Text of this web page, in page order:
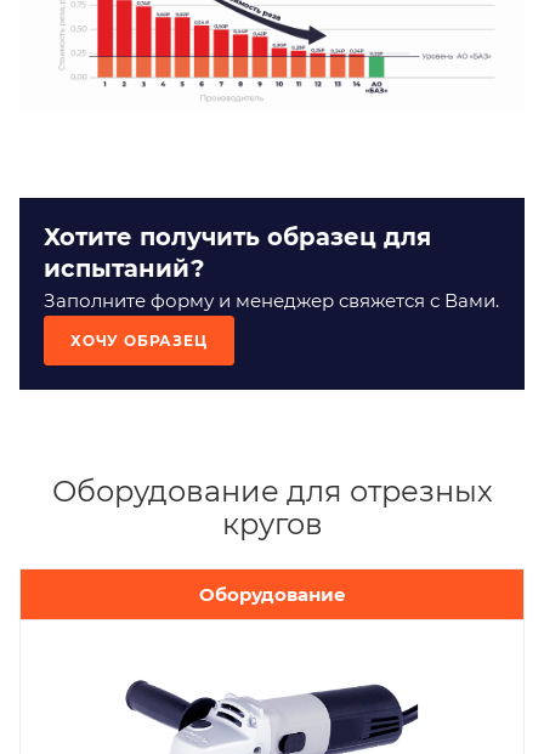
Хотите получить образец для
испытаний?
Заполните форму и менеджер свяжется с Вами.
ХОЧУ ОБРАЗЕЦ
Оборудование для отрезных
кругов
Оборудование